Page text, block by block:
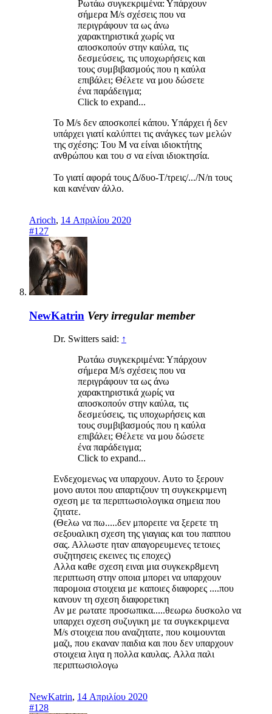
Ρωτάω συγκεκριμένα: Υπάρχουν
σήμερα M/s σχέσεις που να
περιγράφουν τα ως άνω
χαρακτηριστικά χωρίς να
αποσκοπούν στην καύλα, τις
δεσμεύσεις, τις υποχωρήσεις και
τους συμβιβασμούς που η καύλα
επιβάλει; Θέλετε να μου δώσετε
ένα παράδειγμα;
Click to expand...
Το M/s δεν αποσκοπεί κάπου. Υπάρχει ή δεν
υπάρχει γιατί καλύπτει τις ανάγκες των μελών
της σχέσης: Του Μ να είναι ιδιοκτήτης
ανθρώπου και του σ να είναι ιδιοκτησία.
Το γιατί αφορά τους Δ/δυο-Τ/τρεις/.../N/n τους
και κανέναν άλλο.
Arioch, 14 Απριλίου 2020
#127
NewKatrin Very irregular member
Dr. Switters said: ↑
Ρωτάω συγκεκριμένα: Υπάρχουν
σήμερα M/s σχέσεις που να
περιγράφουν τα ως άνω
χαρακτηριστικά χωρίς να
αποσκοπούν στην καύλα, τις
δεσμεύσεις, τις υποχωρήσεις και
τους συμβιβασμούς που η καύλα
επιβάλει; Θέλετε να μου δώσετε
ένα παράδειγμα;
Click to expand...
Eνδεχομενως να υπαρχουν. Αυτο το ξερουν
μονο αυτοι που απαρτιζουν τη συγκεκριμενη
σχεση με τα περιπτωσιολογικα σημεια που
ζητατε.
(Θελω να πω.....δεν μπορειτε να ξερετε τη
σεξουαλικη σχεση της γιαγιας και του παππου
σας. Αλλωστε ηταν απαγορευμενες τετοιες
συζητησεις εκεινες τις εποχες)
Αλλα καθε σχεση ειναι μια συγκεκρ8μενη
περιπτωση στην οποια μπορει να υπαρχουν
παρομοια στοιχεια με καποιες διαφορες ....που
κανουν τη σχεση διαφορετικη
Αν με ρωτατε προσωπικα.....θεωρω δυσκολο να
υπαρχει σχεση συζυγικη με τα συγκεκριμενα
M/s στοιχεια που αναζητατε, που κοιμουνται
μαζι, που εκαναν παιδια και που δεν υπαρχουν
στοιχεια λιγα η πολλα καυλας. Αλλα παλι
περιπτωσιολογω
NewKatrin, 14 Απριλίου 2020
#128